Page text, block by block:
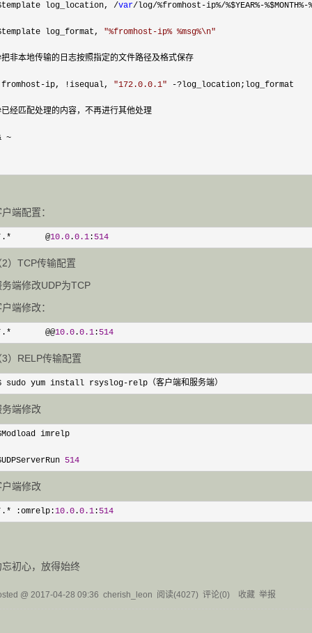
log_location, /var/log/%fromhost-ip%/%$YEAR%-%$MONTH%-
log_format, "%fromhost-ip% %msg%\n"
非本地传输的日志按照指定的文件路径及格式保存
-ip, !isequal, "172.0.0.1" -?log_location;log_format
经匹配处理的内容，不再进行其他处理
~
端配置：
@10.0 .0.1 : 514
2）TCP传输配置
务端修改UDP为TCP
端修改：
@@10.0 .0.1 : 514
3）RELP传输配置
sudo yum install rsyslog-relp（客户端和服务端）
务端修改
imrelp
514
户端修改
:omrelp:10.0 .0.1 : 514
忘初心，放得始终
@ 2017-04-28 09:36 cherish_leon 阅读(4027) 评论(0) 收藏 举报